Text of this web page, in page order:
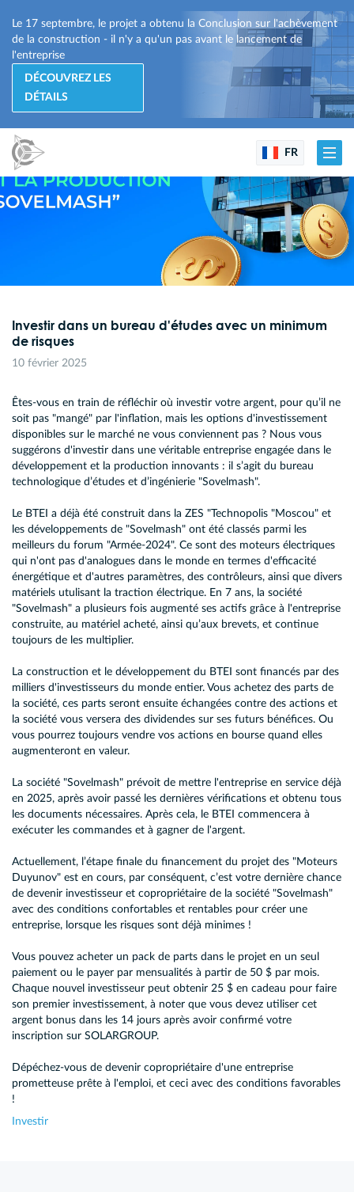
Le 17 septembre, le projet a obtenu la Conclusion sur l'achèvement
de la construction - il n'y a qu'un pas avant le lancement de
l'entreprise
DÉCOUVREZ LES
DÉTAILS
FR
Investir dans un bureau d'études avec un minimum
de risques
10 février 2025
Êtes-vous en train de réfléchir où investir votre argent, pour qu’il ne
soit pas "mangé" par l'inflation, mais les options d'investissement
disponibles sur le marché ne vous conviennent pas ? Nous vous
suggérons d'investir dans une véritable entreprise engagée dans le
développement et la production innovants : il s’agit du bureau
technologique d’études et d’ingénierie "Sovelmash".
Le BTEI a déjà été construit dans la ZES "Technopolis "Moscou" et
les développements de "Sovelmash" ont été classés parmi les
meilleurs du forum "Armée-2024". Ce sont des moteurs électriques
qui n'ont pas d'analogues dans le monde en termes d'efficacité
énergétique et d'autres paramètres, des contrôleurs, ainsi que divers
matériels utulisant la traction électrique. En 7 ans, la société
"Sovelmash" a plusieurs fois augmenté ses actifs grâce à l'entreprise
construite, au matériel acheté, ainsi qu’aux brevets, et continue
toujours de les multiplier.
La construction et le développement du BTEI sont financés par des
milliers d'investisseurs du monde entier. Vous achetez des parts de
la société, ces parts seront ensuite échangées contre des actions et
la société vous versera des dividendes sur ses futurs bénéfices. Ou
vous pourrez toujours vendre vos actions en bourse quand elles
augmenteront en valeur.
La société "Sovelmash" prévoit de mettre l'entreprise en service déjà
en 2025, après avoir passé les dernières vérifications et obtenu tous
les documents nécessaires. Après cela, le BTEI commencera à
exécuter les commandes et à gagner de l'argent.
Actuellement, l’étape finale du financement du projet des "Moteurs
Duyunov" est en cours, par conséquent, c’est votre dernière chance
de devenir investisseur et copropriétaire de la société "Sovelmash"
avec des conditions confortables et rentables pour créer une
entreprise, lorsque les risques sont déjà minimes !
Vous pouvez acheter un pack de parts dans le projet en un seul
paiement ou le payer par mensualités à partir de 50 $ par mois.
Chaque nouvel investisseur peut obtenir 25 $ en cadeau pour faire
son premier investissement, à noter que vous devez utiliser cet
argent bonus dans les 14 jours après avoir confirmé votre
inscription sur SOLARGROUP.
Dépéchez-vous de devenir copropriétaire d'une entreprise
prometteuse prête à l'emploi, et ceci avec des conditions favorables
!
Investir